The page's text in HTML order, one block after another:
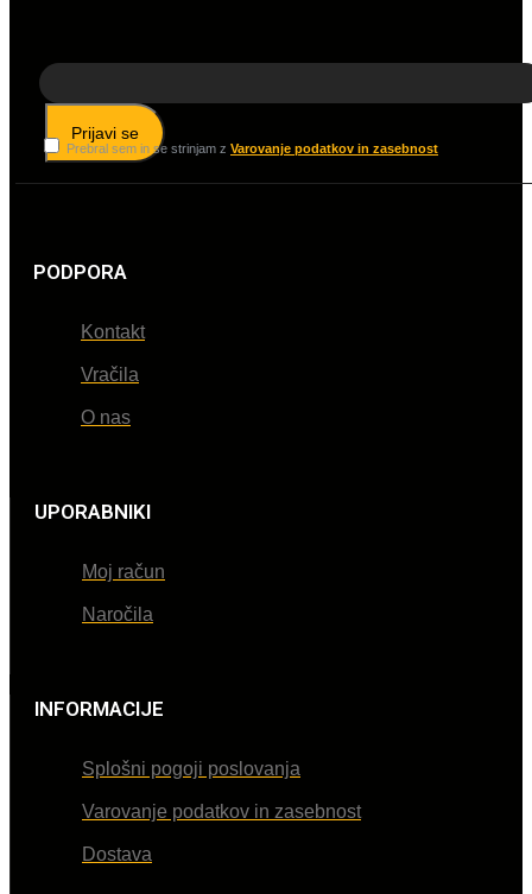
Prijavi se
Prebral sem in se strinjam z Varovanje podatkov in zasebnost
PODPORA
Kontakt
Vračila
O nas
UPORABNIKI
Moj račun
Naročila
INFORMACIJE
Splošni pogoji poslovanja
Varovanje podatkov in zasebnost
Dostava